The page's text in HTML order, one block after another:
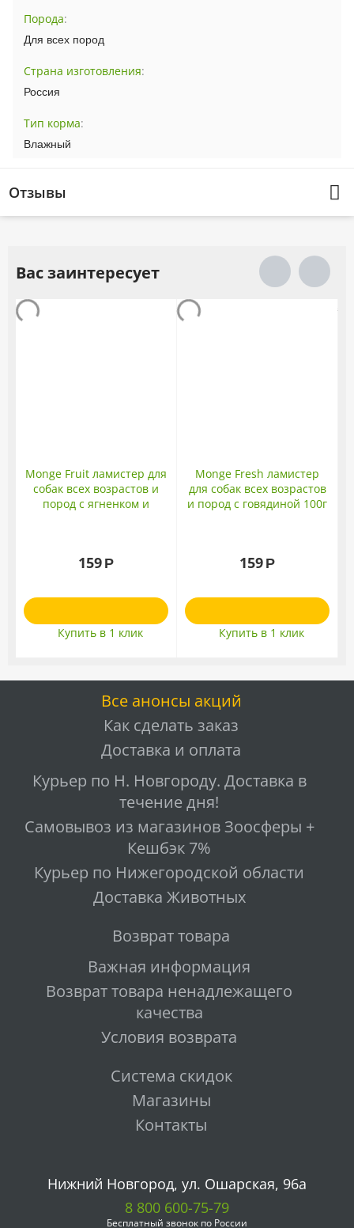
Порода:
Для всех пород
Страна изготовления:
Россия
Тип корма:
Влажный
Отзывы
Вас заинтересует
Monge Fruit ламистер для
собак всех возрастов и
пород с ягненком и
159 Р
Купить в 1 клик
Monge Fresh ламистер
для собак всех возрастов
и пород с говядиной 100г
159 Р
Купить в 1 клик
Все анонсы акций
Как сделать заказ
Доставка и оплата
Курьер по Н. Новгороду. Доставка в
течение дня!
Самовывоз из магазинов Зоосферы +
Кешбэк 7%
Курьер по Нижегородской области
Доставка Животных
Возврат товара
Важная информация
Возврат товара ненадлежащего
качества
Условия возврата
Система скидок
Магазины
Контакты
Нижний Новгород, ул. Ошарская, 96а
8 800 600-75-79
Бесплатный звонок по России